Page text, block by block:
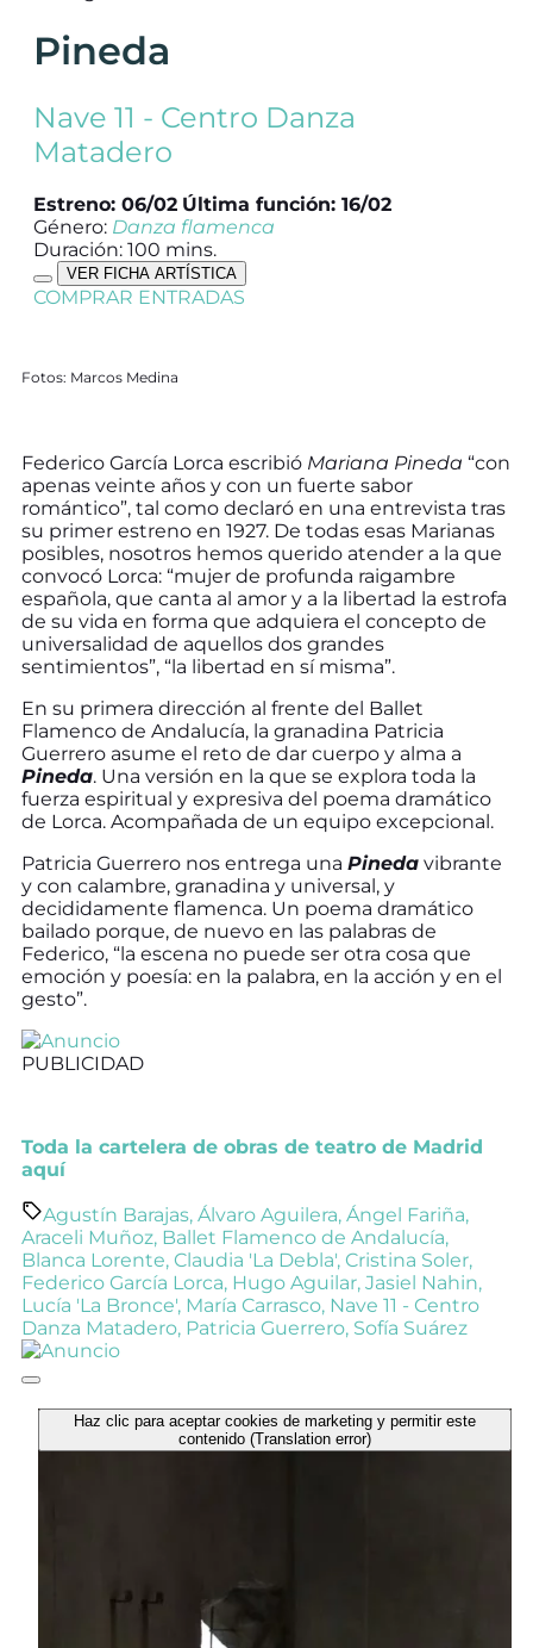
Pineda
Nave 11 - Centro Danza
Matadero
Estreno: 06/02 Última función: 16/02
Género: Danza flamenca
Duración: 100 mins.
VER FICHA ARTÍSTICA
COMPRAR ENTRADAS
Fotos: Marcos Medina
Federico García Lorca escribió Mariana Pineda “con
apenas veinte años y con un fuerte sabor
romántico”, tal como declaró en una entrevista tras
su primer estreno en 1927. De todas esas Marianas
posibles, nosotros hemos querido atender a la que
convocó Lorca: “mujer de profunda raigambre
española, que canta al amor y a la libertad la estrofa
de su vida en forma que adquiera el concepto de
universalidad de aquellos dos grandes
sentimientos”, “la libertad en sí misma”.
En su primera dirección al frente del Ballet
Flamenco de Andalucía, la granadina Patricia
Guerrero asume el reto de dar cuerpo y alma a
Pineda. Una versión en la que se explora toda la
fuerza espiritual y expresiva del poema dramático
de Lorca. Acompañada de un equipo excepcional.
Patricia Guerrero nos entrega una Pineda vibrante
y con calambre, granadina y universal, y
decididamente flamenca. Un poema dramático
bailado porque, de nuevo en las palabras de
Federico, “la escena no puede ser otra cosa que
emoción y poesía: en la palabra, en la acción y en el
gesto”.
PUBLICIDAD
Toda la cartelera de obras de teatro de Madrid
aquí
Agustín Barajas, Álvaro Aguilera, Ángel Fariña,
Araceli Muñoz, Ballet Flamenco de Andalucía,
Blanca Lorente, Claudia 'La Debla', Cristina Soler,
Federico García Lorca, Hugo Aguilar, Jasiel Nahin,
Lucía 'La Bronce', María Carrasco, Nave 11 - Centro
Danza Matadero, Patricia Guerrero, Sofía Suárez
Haz clic para aceptar cookies de marketing y permitir este
contenido (Translation error)